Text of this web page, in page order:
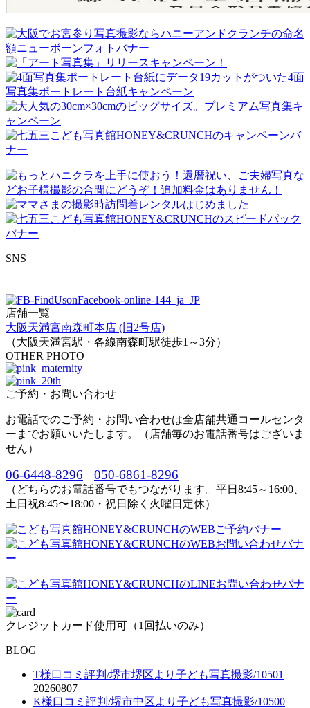
SNS
店舗一覧
大阪天満宮南森町本店 (旧2号店)
（大阪天満宮駅・各線南森町駅徒歩1～3分）
OTHER PHOTO
ご予約・お問い合わせ
お電話でのご予約・お問い合わせは全店舗共通コールセンタ
ーまでお願いいたします。（店舗毎のお電話番号はございま
せん）
06-6448-8296 050-6861-8296
（どちらのお電話番号でもつながります。平日8:45～16:00、
土日祝8:45〜18:00・祝日除く火曜日定休）
クレジットカード使用可（1回払いのみ）
BLOG
T様口コミ評判/堺市堺区より子ども写真撮影/10501
20260807
K様口コミ評判/堺市中区より子ども写真撮影/10500